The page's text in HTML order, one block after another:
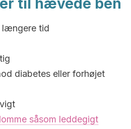
til hævede ben
længere tid
diabetes eller forhøjet
såsom leddegigt